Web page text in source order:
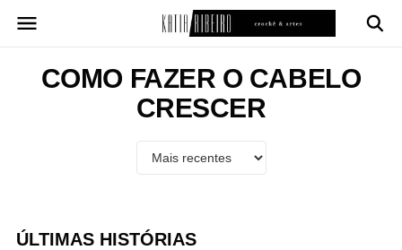
para
conteúdoCOMO FAZER O CABELO
CRESCER
ÚLTIMAS HISTÓRIAS